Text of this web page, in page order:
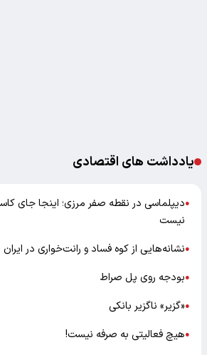
یادداشت های اقتصادی
●دیپلماسی در نقطه صفر مرزی؛ اینجا جای
نیست
●نشانه‌هایی از کوه فساد و رانت‌خواری در ایران
●بودجه روی پل صراط
●«گزیر» ناگزیر بانکی
●هیچ فعالیتی به صرفه نیست!